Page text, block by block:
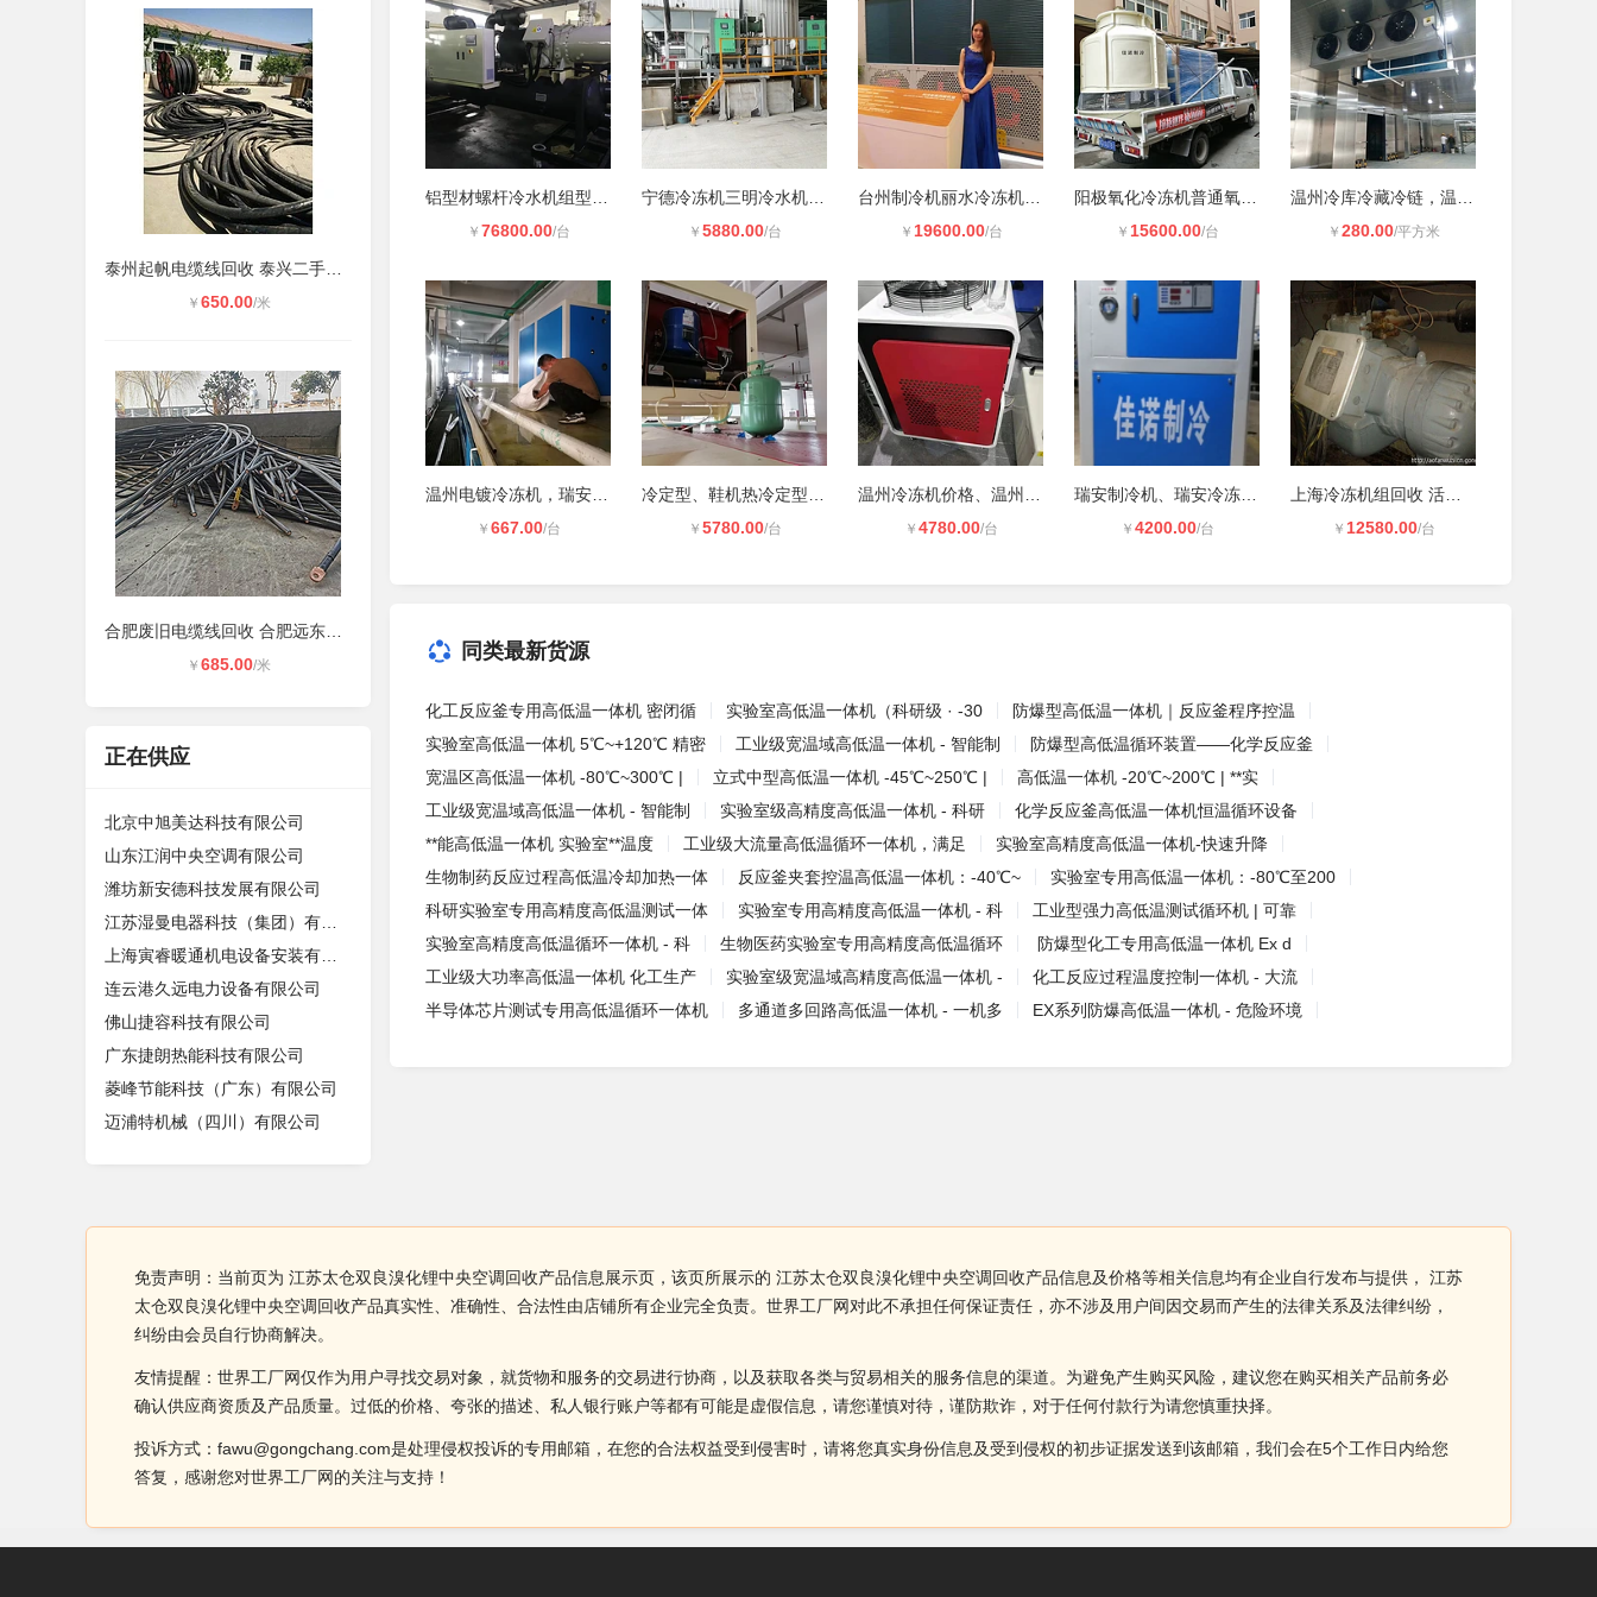
￥ 650.00/米
￥ 685.00/米
正在供应
北京中旭美达科技有限公司
山东江润中央空调有限公司
潍坊新安德科技发展有限公司
连云港久远电力设备有限公司
佛山捷容科技有限公司
广东捷朗热能科技有限公司
菱峰节能科技（广东）有限公司
迈浦特机械（四川）有限公司
￥ 76800.00/台 ￥ 5880.00/台 ￥ 19600.00/台 ￥ 15600.00/台 ￥ 280.00/平方米
￥ 667.00/台 ￥ 5780.00/台 ￥ 4780.00/台 ￥ 4200.00/台 ￥ 12580.00/台
同类最新货源
化工反应釜专用高低温一体机 密闭循 实验室高低温一体机（科研级 · -30
防爆型高低温一体机｜反应釜程序控温
实验室高低温一体机 5℃~+120℃ 精密
工业级宽温域高低温一体机 - 智能制
防爆型高低温循环装置——化学反应釜
宽温区高低温一体机 -80℃~300℃ |
立式中型高低温一体机 -45℃~250℃ |
高低温一体机 -20℃~200℃ | **实
工业级宽温域高低温一体机 - 智能制
实验室级高精度高低温一体机 - 科研
化学反应釜高低温一体机恒温循环设备
**能高低温一体机 实验室**温度
工业级大流量高低温循环一体机，满足
实验室高精度高低温一体机-快速升降
生物制药反应过程高低温冷却加热一体
反应釜夹套控温高低温一体机：-40℃~
实验室专用高低温一体机：-80℃至200
科研实验室专用高精度高低温测试一体
实验室专用高精度高低温一体机 - 科
工业型强力高低温测试循环机 | 可靠
实验室高精度高低温循环一体机 - 科
生物医药实验室专用高精度高低温循环
​ 防爆型化工专用高低温一体机 Ex d
工业级大功率高低温一体机 化工生产
实验室级宽温域高精度高低温一体机 -
化工反应过程温度控制一体机 - 大流
半导体芯片测试专用高低温循环一体机
多通道多回路高低温一体机 - 一机多 EX系列防爆高低温一体机 - 危险环境
免责声明：当前页为 江苏太仓双良溴化锂中央空调回收产品信息展示页，该页所展示的 江苏太仓双良溴化锂中央空调回收产品信息及价格等相关信息均有企业自行发布与提供， 江苏
太仓双良溴化锂中央空调回收产品真实性、准确性、合法性由店铺所有企业完全负责。世界工厂网对此不承担任何保证责任，亦不涉及用户间因交易而产生的法律关系及法律纠纷，
纠纷由会员自行协商解决。
友情提醒：世界工厂网仅作为用户寻找交易对象，就货物和服务的交易进行协商，以及获取各类与贸易相关的服务信息的渠道。为避免产生购买风险，建议您在购买相关产品前务必
确认供应商资质及产品质量。过低的价格、夸张的描述、私人银行账户等都有可能是虚假信息，请您谨慎对待，谨防欺诈，对于任何付款行为请您慎重抉择。
投诉方式：fawu@gongchang.com是处理侵权投诉的专用邮箱，在您的合法权益受到侵害时，请将您真实身份信息及受到侵权的初步证据发送到该邮箱，我们会在5个工作日内给您
答复，感谢您对世界工厂网的关注与支持！